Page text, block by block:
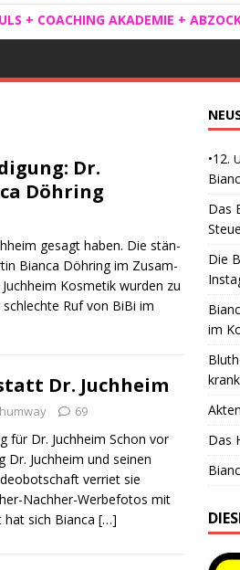
+ COACHING AKADEMIE +
Dr.
Döhring
gesagt haben. Die stän­
Bian­ca Döh­ring im Zusam­
Kos­me­tik wur­den zu
Ruf von BiBi im
Dr. Juchheim
69
für Dr. Juch­heim Schon vor
Juch­heim und sei­nen
ver­riet sie
Nach­her-Wer­­be­­fo­­tos mit
sich Bian­ca […]
•12.
Das
Die
im
Das